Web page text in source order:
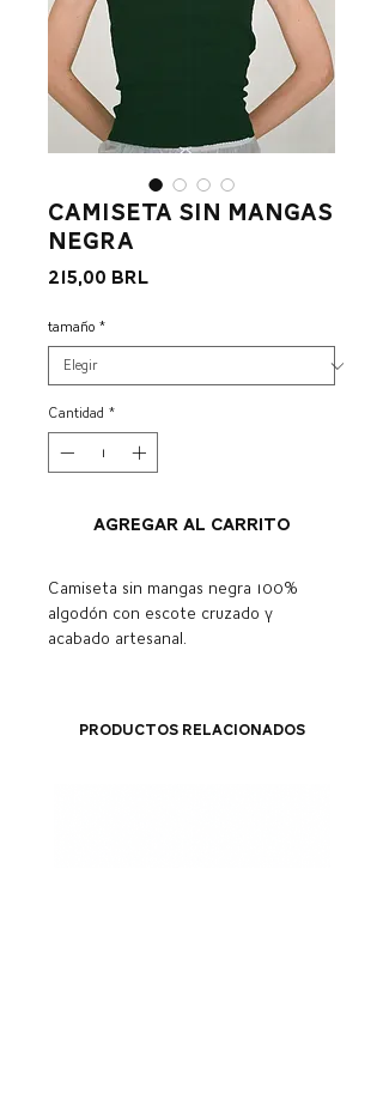
Camiseta sin mangas
negra
215,00 BRLPrecio
tamaño *
Cantidad *
Agregar al carrito
Camiseta sin mangas negra 100%
algodón con escote cruzado y
acabado artesanal.
Productos relacionados